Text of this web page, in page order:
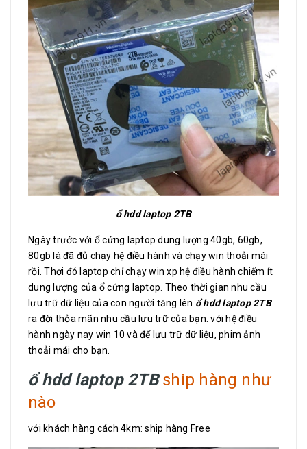
ổ hdd laptop 2TB
Ngày trước với ổ cứng laptop dung lượng 40gb, 60gb,
80gb là đã đủ chạy hệ điều hành và chạy win thoải mái
rồi. Thơi đó laptop chỉ chạy win xp hệ điều hành chiếm ít
dung lượng của ổ cứng laptop. Theo thời gian nhu cầu
lưu trữ dữ liệu của con người tăng lên ổ hdd laptop 2TB
ra đời thỏa mãn nhu cầu lưu trữ của bạn. với hệ điều
hành ngày nay win 10 và để lưu trữ dữ liệu, phim ảnh
thoải mái cho bạn.
ổ hdd laptop 2TBship hàng như
nào
với khách hàng cách 4km: ship hàng Free